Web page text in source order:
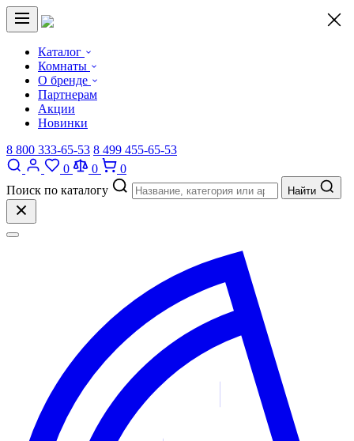
Каталог
Комнаты
О бренде
Партнерам
Акции
Новинки
8 800 333-65-53 8 499 455-65-53
0
0
0
Поиск по каталогу
Найти
×